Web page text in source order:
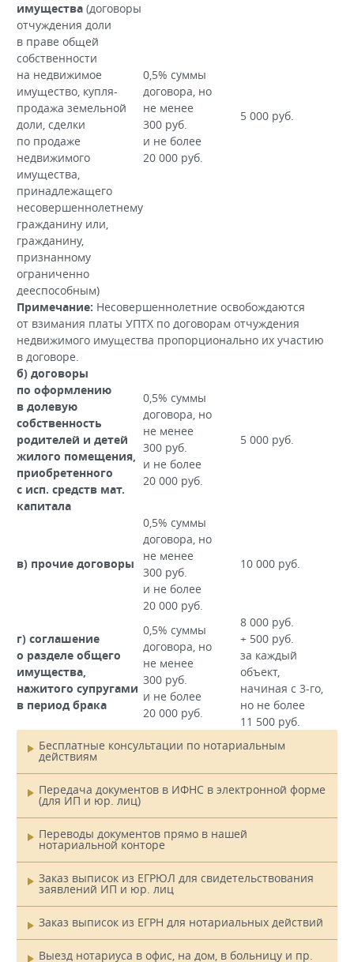
имущества (договоры
отчуждения доли
в праве общей
собственности
на недвижимое
имущество, купля-
продажа земельной
доли, сделки
по продаже
недвижимого
имущества,
принадлежащего
несовершеннолетнему
гражданину или,
гражданину,
признанному
ограниченно
дееспособным)
0,5% суммы
договора, но
не менее
300 руб.
и не более
20 000 руб.
5 000 руб.
Примечание: Несовершеннолетние освобождаются
от взимания платы УПТХ по договорам отчуждения
недвижимого имущества пропорционально их участию
в договоре.
б) договоры
по оформлению
в долевую
собственность
родителей и детей
жилого помещения,
приобретенного
с исп. средств мат.
капитала
0,5% суммы
договора, но
не менее
300 руб.
и не более
20 000 руб.
5 000 руб.
в) прочие договоры
0,5% суммы
договора, но
не менее
300 руб.
и не более
20 000 руб.
10 000 руб.
г) соглашение
о разделе общего
имущества,
нажитого супругами
в период брака
0,5% суммы
договора, но
не менее
300 руб.
и не более
20 000 руб.
8 000 руб.
+ 500 руб.
за каждый
объект,
начиная с 3-го,
но не более
11 500 руб.
Главное
меню
Бесплатные консультации по нотариальным
действиям
Передача документов в ИФНС в электронной форме
(для ИП и юр. лиц)
Переводы документов прямо в нашей
нотариальной конторе
Заказ выписок из ЕГРЮЛ для свидетельствования
заявлений ИП и юр. лиц
Заказ выписок из ЕГРН для нотариальных действий
Выезд нотариуса в офис, на дом, в больницу и пр.